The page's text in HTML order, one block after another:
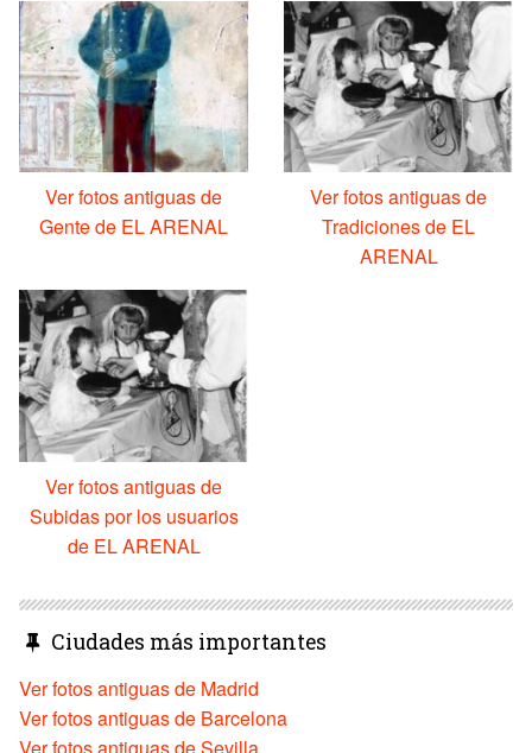
Ver fotos antiguas de
Gente de EL ARENAL
Ver fotos antiguas de
Tradiciones de EL
ARENAL
Ver fotos antiguas de
Subidas por los usuarios
de EL ARENAL
Ciudades más importantes
Ver fotos antiguas de Madrid
Ver fotos antiguas de Barcelona